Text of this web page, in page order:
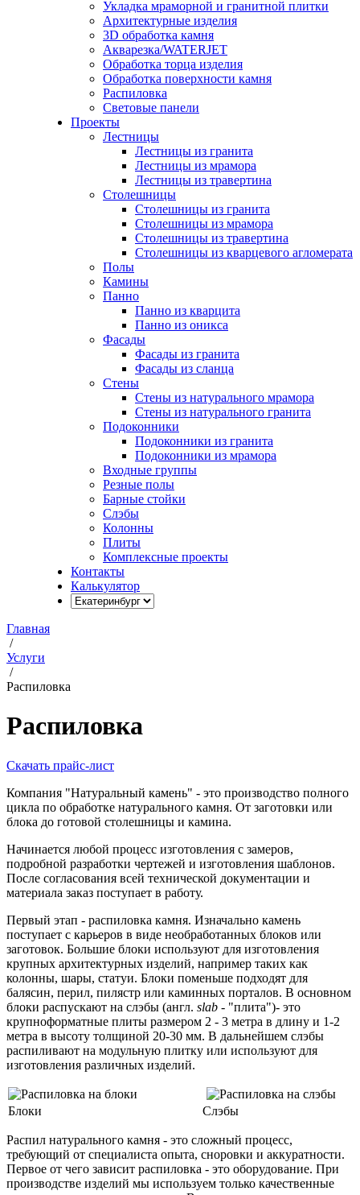
Укладка мраморной и гранитной плитки
Архитектурные изделия
3D обработка камня
Акварезка/WATERJET
Обработка торца изделия
Обработка поверхности камня
Распиловка
Световые панели
Проекты
Лестницы
Лестницы из гранита
Лестницы из мрамора
Лестницы из травертина
Столешницы
Столешницы из гранита
Столешницы из мрамора
Столешницы из травертина
Столешницы из кварцевого агломерата
Полы
Камины
Панно
Панно из кварцита
Панно из оникса
Фасады
Фасады из гранита
Фасады из сланца
Стены
Стены из натурального мрамора
Стены из натурального гранита
Подоконники
Подоконники из гранита
Подоконники из мрамора
Входные группы
Резные полы
Барные стойки
Слэбы
Колонны
Плиты
Комплексные проекты
Контакты
Калькулятор
Главная
/
Услуги
/
Распиловка
Распиловка
Скачать прайс-лист
Компания "Натуральный камень" - это производство полного
цикла по обработке натурального камня. От заготовки или
блока до готовой столешницы и камина.
Начинается любой процесс изготовления с замеров,
подробной разработки чертежей и изготовления шаблонов.
После согласования всей технической документации и
материала заказ поступает в работу.
Первый этап - распиловка камня. Изначально камень
поступает с карьеров в виде необработанных блоков или
заготовок. Большие блоки используют для изготовления
крупных архитектурных изделий, например таких как
колонны, шары, статуи. Блоки поменьше подходят для
балясин, перил, пилястр или каминных порталов. В основном
блоки распускают на слэбы (англ. slab - "плита")- это
крупноформатные плиты размером 2 - 3 метра в длину и 1-2
метра в высоту толщиной 20-30 мм. В дальнейшем слэбы
распиливают на модульную плитку или используют для
изготовления различных изделий.
Блоки Слэбы
Распил натурального камня - это сложный процесс,
требующий от специалиста опыта, сноровки и аккуратности.
Первое от чего зависит распиловка - это оборудование. При
производстве изделий мы используем только качественные